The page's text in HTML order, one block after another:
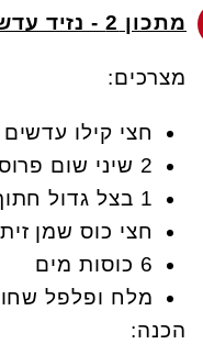
מתכון 2 - נזיד עדשים שחורות
מצרכים:
חצי קילו
2 שיני שום פרוסות
1 בצל גדול חתוך לקוביות
חצי כוס שמן זית
6 כוסות מים
מלח ופלפל
הכנה: